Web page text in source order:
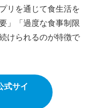
リを通じて食生活を
」「過度な食事制限
けられるのが特徴で
式サイ